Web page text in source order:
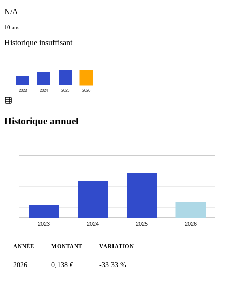
N/A
10 ans
Historique insuffisant
2023 2024 2025 2026
Historique annuel
2023 2024 2025 2026
ANNÉE MONTANT VARIATION
2026 0,138 € -33.33 %